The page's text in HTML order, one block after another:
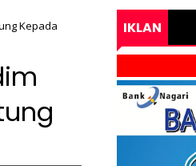
Kepada
IKLAN